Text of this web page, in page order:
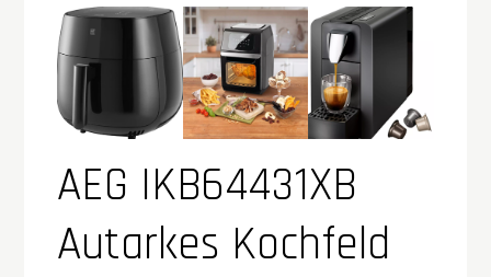
AEG IKB64431XB
Autarkes Kochfeld